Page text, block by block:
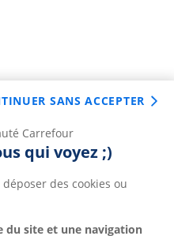
Carrefour
qui voyez ;)
des cookies ou
du site et une navigation
SANS ACCEPTER